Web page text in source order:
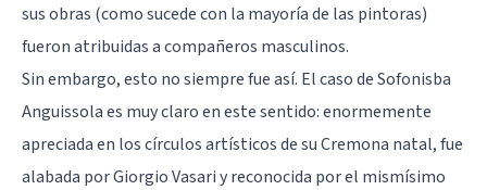
sus obras (como sucede con la mayoría de las pintoras)
fueron atribuidas a compañeros masculinos.
Sin embargo, esto no siempre fue así. El caso de Sofonisba
Anguissola es muy claro en este sentido: enormemente
apreciada en los círculos artísticos de su Cremona natal, fue
alabada por Giorgio Vasari y reconocida por el mismísimo